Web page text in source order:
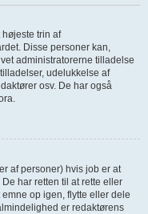
trin af
Disse personer kan,
administratorerne tilladelse
udelukkelse af
osv. De har også
af personer) hvis job er at
har retten til at rette eller
op igen, flytte eller dele
er redaktørens